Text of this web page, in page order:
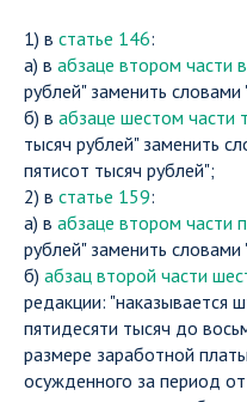
1) в статье 146:
а) в абзаце втором части
рублей" заменить
б) в абзаце шестом части
тысяч рублей" заменить
пятисот тысяч рублей";
2) в статье 159:
а) в абзаце втором части
рублей" заменить
б) абзац второй части
редакции: "наказывается
пятидесяти тысяч до
размере заработной
осужденного за период